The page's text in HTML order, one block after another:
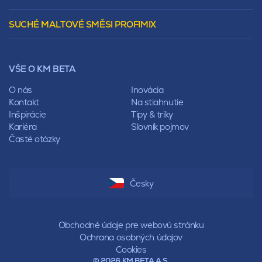
Mansardová
Pultová
Sedlová
Polovalbová
Stanová
Mansardová
Pultová
Hodonka
Vencovky
Preklady
Lícové murivo
Pálené zdivo Profiblok
Nosné murivo
Priečky
Vencovky
Preklady
SUCHÉ MALTOVÉ SMĚSI PROFIMIX
VŠE O KM BETA
O nás
Inovácia
Kontakt
Na stiahnutie
Inšpirácie
Tipy & triky
Kariéra
Slovník pojmov
Časté otázky
Česky
Obchodné údaje pre webovú stránku
Ochrana osobných údajov
Cookies